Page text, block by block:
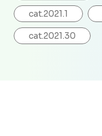
cat.2021.1
cat.2021.30